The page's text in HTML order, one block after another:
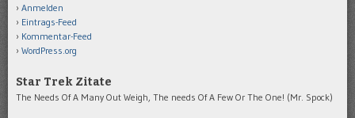
Anmelden
Eintrags-Feed
Kommentar-Feed
WordPress.org
Star Trek Zitate
The Needs Of A Many Out Weigh, The needs Of A Few Or The One! (Mr. Spock)